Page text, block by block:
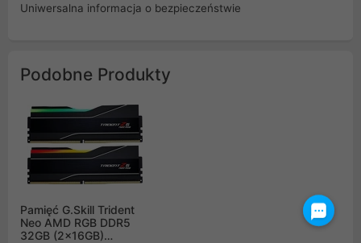
Uniwersalna informacja o bezpieczeństwie
Podobne Produkty
Pamięć G.Skill Trident
Neo AMD RGB DDR5
32GB (2x16GB)